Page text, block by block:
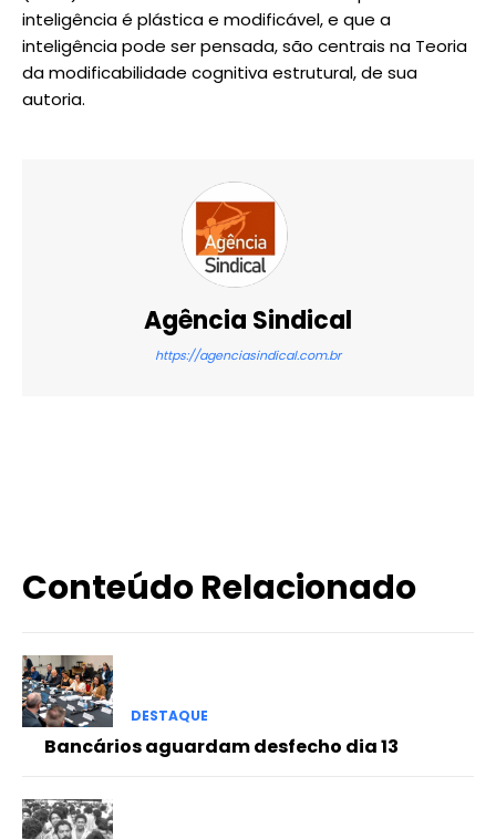
inteligência é plástica e modificável, e que a
inteligência pode ser pensada, são centrais na Teoria
da modificabilidade cognitiva estrutural, de sua
autoria.
Agência Sindical
https://agenciasindical.com.br
Conteúdo Relacionado
DESTAQUE
Bancários aguardam desfecho dia 13